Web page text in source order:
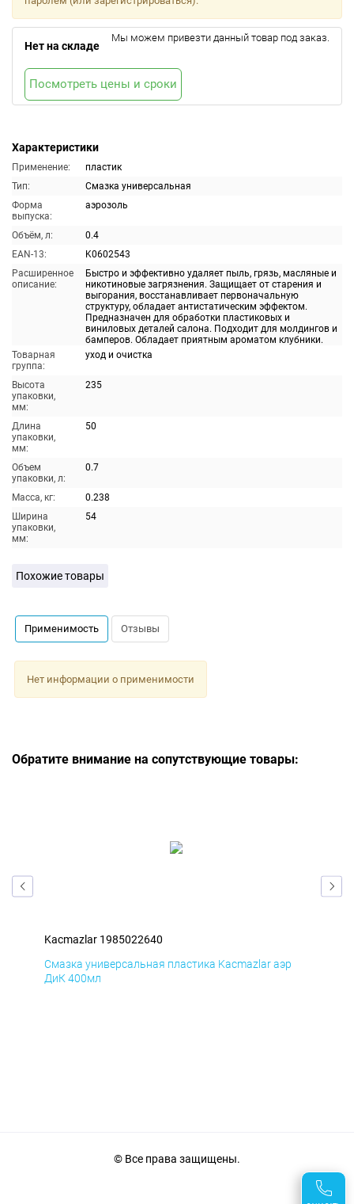
Характеристики
Применение:
пластик
Тип:
Смазка универсальная
Форма
выпуска:
аэрозоль
Объём, л:
0.4
EAN-13:
K0602543
Расширенное
описание:
Быстро и эффективно удаляет пыль, грязь, масляные и
никотиновые загрязнения. Защищает от старения и
выгорания, восстанавливает первоначальную
структуру, обладает антистатическим эффектом.
Предназначен для обработки пластиковых и
виниловых деталей салона. Подходит для молдингов и
бамперов. Обладает приятным ароматом клубники.
Товарная
группа:
уход и очистка
Высота
упаковки,
мм:
235
Длина
упаковки,
мм:
50
Объем
упаковки, л:
0.7
Масса, кг:
0.238
Ширина
упаковки,
мм:
54
Нет на складе
Мы можем привезти данный товар под заказ.
Посмотреть цены и сроки
Похожие товары
Применимость Отзывы
Нет информации о применимости
Обратите внимание на сопутствующие товары:
Kacmazlar 1985022640
Смазка универсальная пластика Kacmazlar аэр
ДиК 400мл
© Все права защищены.